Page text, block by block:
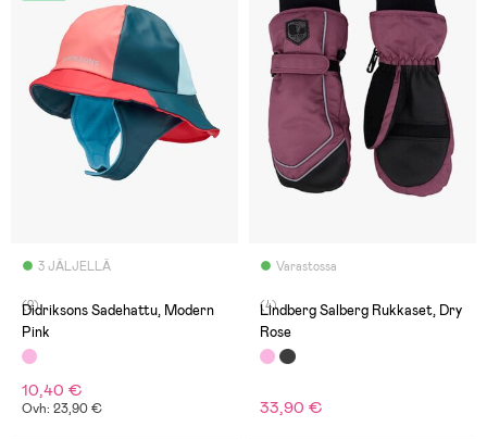
3 JÄLJELLÄ
(2)
Didriksons Sadehattu, Modern
Pink
10,40 €
Ovh: 23,90 €
Varastossa
(4)
Lindberg Salberg Rukkaset, Dry
Rose
33,90 €